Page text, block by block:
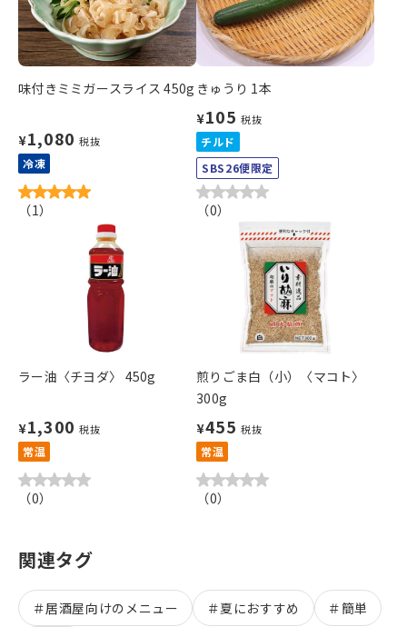
味付きミミガースライス 450g
¥1,080 税抜
冷凍
（1）
きゅうり 1本
¥105 税抜
チルド
SBS26便限定
（0）
ラー油〈チヨダ〉 450g
¥1,300 税抜
常温
（0）
煎りごま白（小）〈マコト〉
300g
¥455 税抜
常温
（0）
関連タグ
＃居酒屋向けのメニュー ＃夏におすすめ ＃簡単